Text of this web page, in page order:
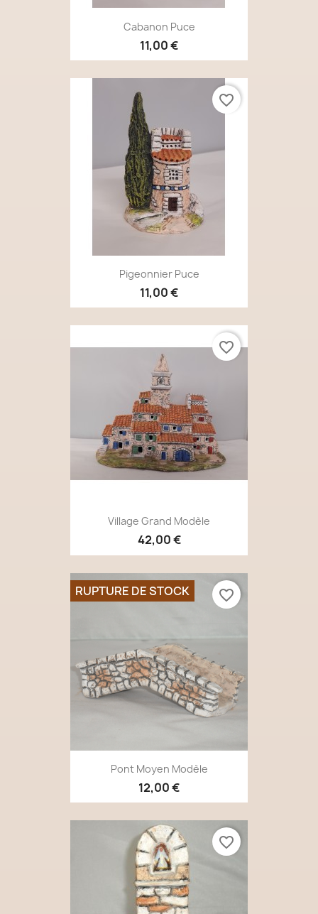
Cabanon Puce
11,00 €
Pigeonnier Puce
11,00 €
favorite_border
Village Grand Modèle
42,00 €
favorite_border
Pont Moyen Modèle
12,00 €
RUPTURE DE STOCK favorite_border
favorite_border